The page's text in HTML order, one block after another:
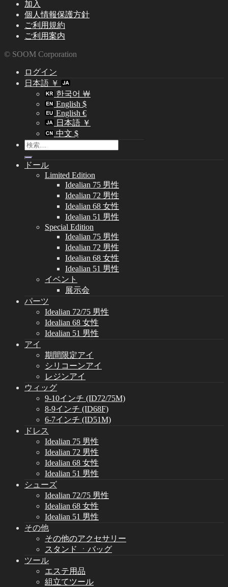
加入
個人情報保護方針
ご利用規約
ご利用案内
© SOOM Corporation
ログイン
日本語 ￥
한국어 ￦
English $
English €
日本語 ￥
中文 $
検
索
対
ドール
Limited Edition
Idealian 75 男性
Idealian 72 男性
Idealian 68 女性
Idealian 51 男性
Special Edition
Idealian 75 男性
Idealian 72 男性
Idealian 68 女性
Idealian 51 男性
イベント
展示会
パーツ
Idealian 72/75 男性
Idealian 68 女性
Idealian 51 男性
アイ
期間限定アイ
シリコーンアイ
レジンアイ
ウィッグ
9-10インチ (ID72/75M)
8-9インチ (ID68F)
6-7インチ (ID51M)
ドレス
Idealian 75 男性
Idealian 72 男性
Idealian 68 女性
Idealian 51 男性
シューズ
Idealian 72/75 男性
Idealian 68 女性
Idealian 51 男性
その他
その他のアクセサリー
スタンド ㆍバッグ
ツール
エステ用品
組立てツール